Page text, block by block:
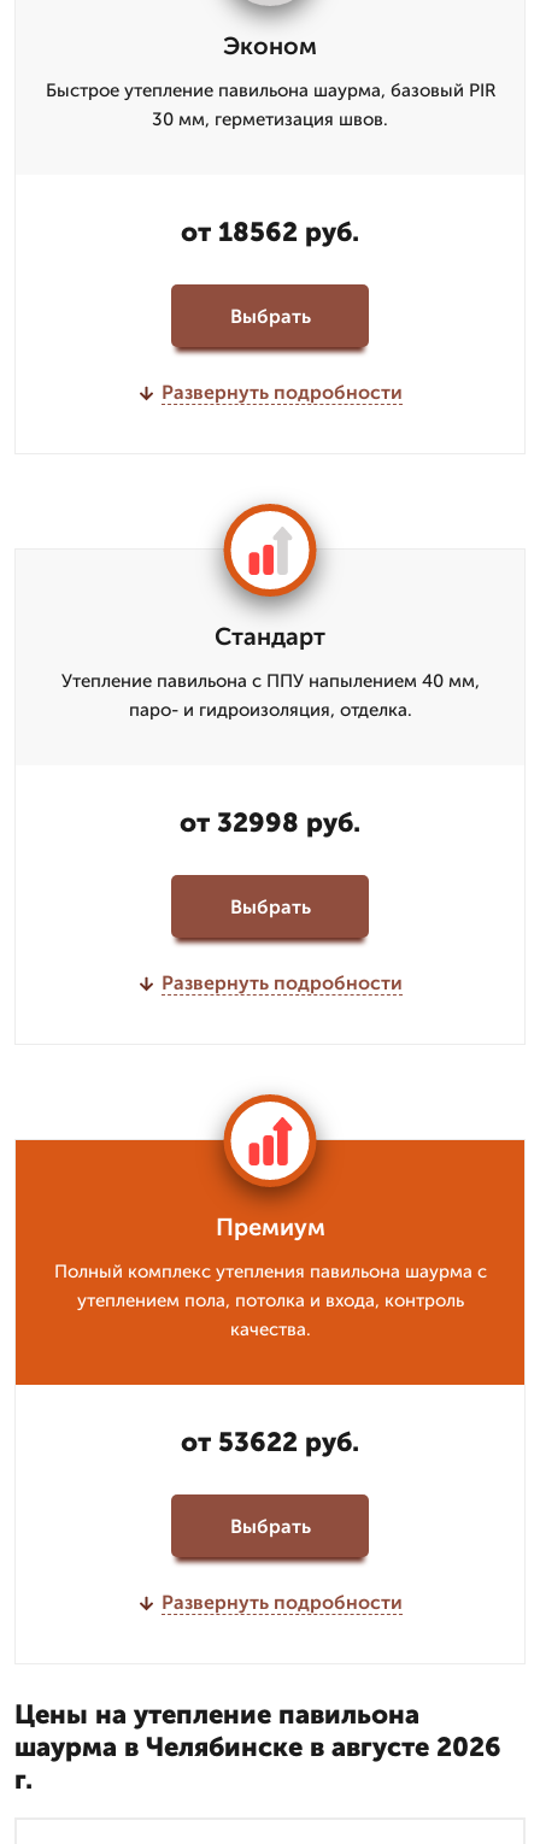
Эконом
Быстрое утепление павильона шаурма, базовый PIR
30 мм, герметизация швов.
от 18562 руб.
Выбрать
Развернуть подробности
Стандарт
Утепление павильона с ППУ напылением 40 мм,
паро- и гидроизоляция, отделка.
от 32998 руб.
Выбрать
Развернуть подробности
Премиум
Полный комплекс утепления павильона шаурма с
утеплением пола, потолка и входа, контроль
качества.
от 53622 руб.
Выбрать
Развернуть подробности
Цены на утепление павильона
шаурма в Челябинске в августе 2026
г.